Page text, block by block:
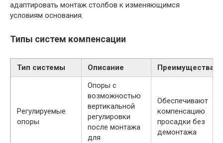
адаптировать монтаж столбов к изменяющимся
условиям основания.
Типы систем компенсации
Тип системы Описание Преимущества
Регулируемые
опоры
Опоры с
возможностью
вертикальной
регулировки
после монтажа
для
Обеспечивают
компенсацию
просадки без
демонтажа